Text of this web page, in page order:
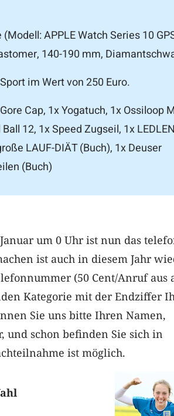
APPLE Watch Series 10
140-190 mm,
im Wert von 250 Euro.
Cap, 1x Yogatuch, 1x Ossiloop
12, 1x Speed Zugseil, 1x
LAUF-DIÄT (Buch), 1x Deuser
(Buch)
um 0 Uhr ist nun das
ist auch in diesem Jahr
(50 Cent/Anruf aus
Kategorie mit der Endziffer
Sie uns bitte Ihren Namen,
und schon befinden Sie sich in
ist möglich.